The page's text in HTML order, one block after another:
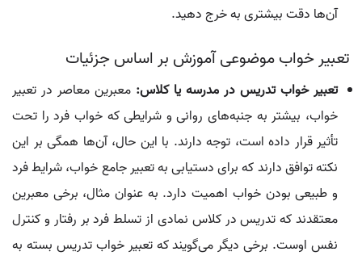
آن‌ها دقت بیشتری به خرج دهید.
تعبیر خواب موضوعی آموزش بر اساس جزئیات
تعبیر خواب تدریس در مدرسه یا کلاس: معبرین معاصر در تعبیر
خواب، بیشتر به جنبه‌های روانی و شرایطی که خواب فرد را تحت
تأثیر قرار داده است، توجه دارند. با این حال، آن‌ها همگی بر این
نکته توافق دارند که برای دستیابی به تعبیر جامع خواب، شرایط فرد
و طبیعی بودن خواب اهمیت دارد. به عنوان مثال، برخی معبرین
معتقدند که تدریس در کلاس نمادی از تسلط فرد بر رفتار و کنترل
نفس اوست. برخی دیگر می‌گویند که تعبیر خواب تدریس بسته به